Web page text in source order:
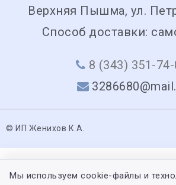
Верхняя Пышма, ул.
Способ доставки:
8 (343) 351-
© ИП Женихов К.А.
Мы используем cookie-файлы и